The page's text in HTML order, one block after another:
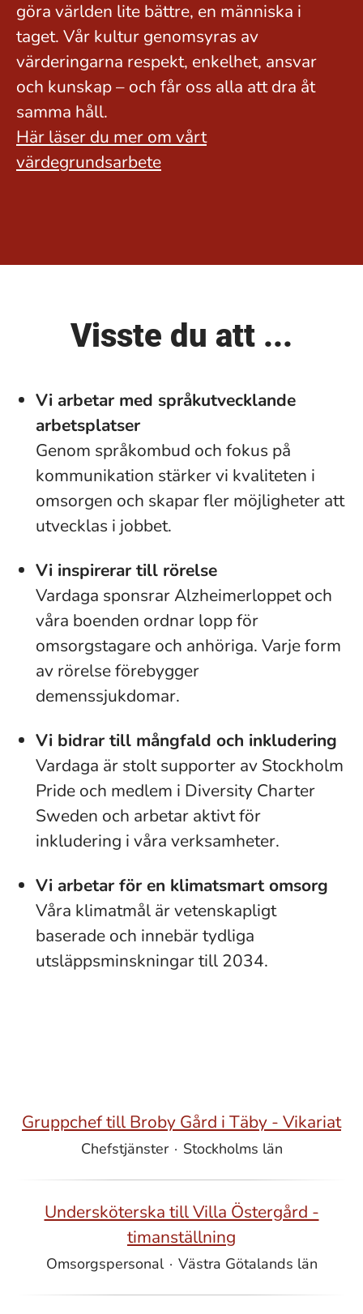
göra världen lite bättre, en människa i
taget. Vår kultur genomsyras av
värderingarna respekt, enkelhet, ansvar
och kunskap – och får oss alla att dra åt
samma håll.
Här läser du mer om vårt
värdegrundsarbete
Visste du att ...
Vi arbetar med språkutvecklande
arbetsplatser
Genom språkombud och fokus på
kommunikation stärker vi kvaliteten i
omsorgen och skapar fler möjligheter att
utvecklas i jobbet.
Vi inspirerar till rörelse
Vardaga sponsrar Alzheimerloppet och
våra boenden ordnar lopp för
omsorgstagare och anhöriga. Varje form
av rörelse förebygger
demenssjukdomar.
Vi bidrar till mångfald och inkludering
Vardaga är stolt supporter av Stockholm
Pride och medlem i Diversity Charter
Sweden och arbetar aktivt för
inkludering i våra verksamheter.
Vi arbetar för en klimatsmart omsorg
Våra klimatmål är vetenskapligt
baserade och innebär tydliga
utsläppsminskningar till 2034.
Gruppchef till Broby Gård i Täby - Vikariat
Chefstjänster · Stockholms län
Undersköterska till Villa Östergård -
timanställning
Omsorgspersonal · Västra Götalands län